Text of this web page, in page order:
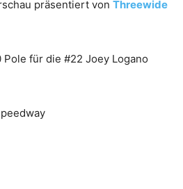
präsentiert von Threewide
für die #22 Joey Logano